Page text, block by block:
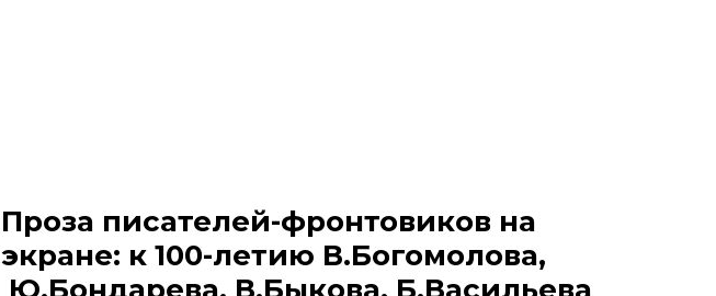
Проза писателей-фронтовиков на
экране: к 100-летию В.Богомолова,